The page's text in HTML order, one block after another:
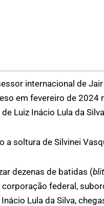
internacional de
em fevereiro de
Luiz Inácio Lula da
soltura de Silvinei
dezenas de batidas (
federal,
Lula da Silva,